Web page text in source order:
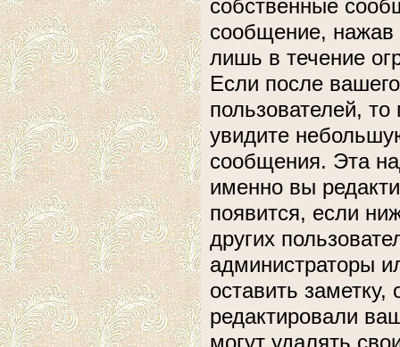
собственные
сообщение, нажав
лишь в течение
Если после
пользователей,
увидите
сообщения. Эта
именно вы
появится, если
других
администраторы
оставить заметку,
редактировали
могут удалять